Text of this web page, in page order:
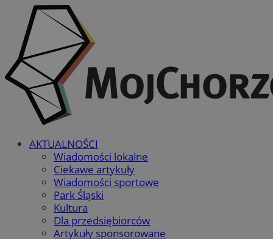
AKTUALNOŚCI
Wiadomości lokalne
Ciekawe artykuły
Wiadomości sportowe
Park Śląski
Kultura
Dla przedsiębiorców
Artykuły sponsorowane